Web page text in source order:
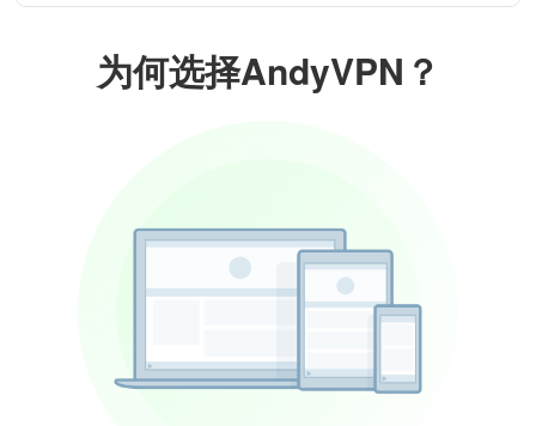
为何选择AndyVPN？